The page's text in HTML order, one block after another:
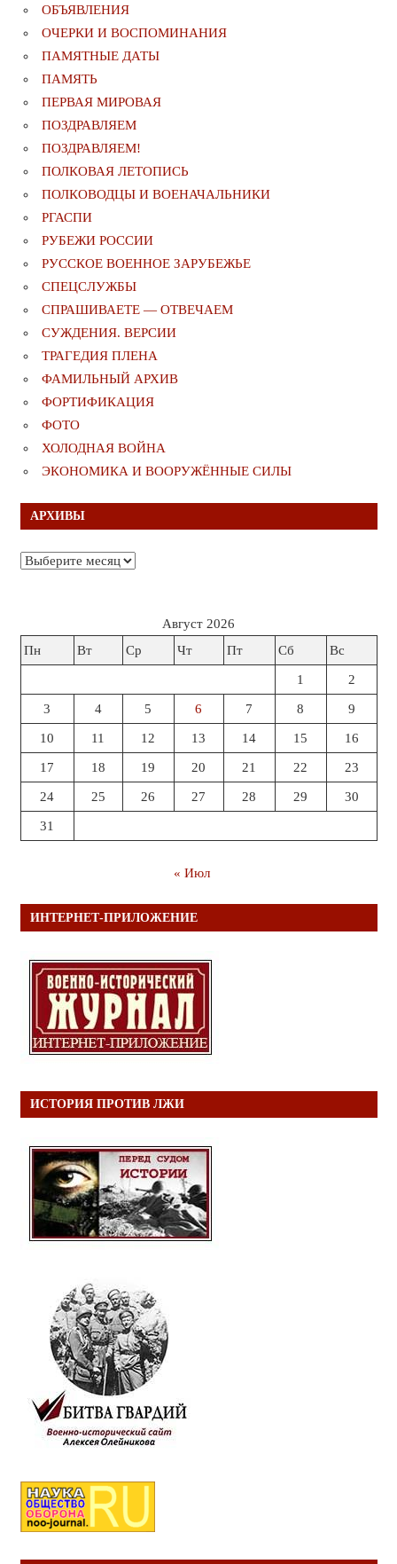
ОБЪЯВЛЕНИЯ
ОЧЕРКИ И ВОСПОМИНАНИЯ
ПАМЯТНЫЕ ДАТЫ
ПАМЯТЬ
ПЕРВАЯ МИРОВАЯ
ПОЗДРАВЛЯЕМ
ПОЗДРАВЛЯЕМ!
ПОЛКОВАЯ ЛЕТОПИСЬ
ПОЛКОВОДЦЫ И ВОЕНАЧАЛЬНИКИ
РГАСПИ
РУБЕЖИ РОССИИ
РУССКОЕ ВОЕННОЕ ЗАРУБЕЖЬЕ
СПЕЦСЛУЖБЫ
СПРАШИВАЕТЕ — ОТВЕЧАЕМ
СУЖДЕНИЯ. ВЕРСИИ
ТРАГЕДИЯ ПЛЕНА
ФАМИЛЬНЫЙ АРХИВ
ФОРТИФИКАЦИЯ
ФОТО
ХОЛОДНАЯ ВОЙНА
ЭКОНОМИКА И ВООРУЖЁННЫЕ СИЛЫ
АРХИВЫ
Архивы
Август 2026
Пн
Вт Ср Чт Пт Сб Вс
1 2
3 4 5 6 7 8 9
10 11 12 13 14 15 16
17 18 19 20 21 22 23
24 25 26 27 28 29 30
31
« Июл
ИНТЕРНЕТ-ПРИЛОЖЕНИЕ
ИСТОРИЯ ПРОТИВ ЛЖИ